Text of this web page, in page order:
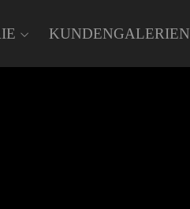
KUNDENGALERIEN